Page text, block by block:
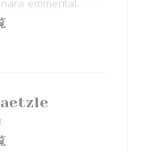
emmental